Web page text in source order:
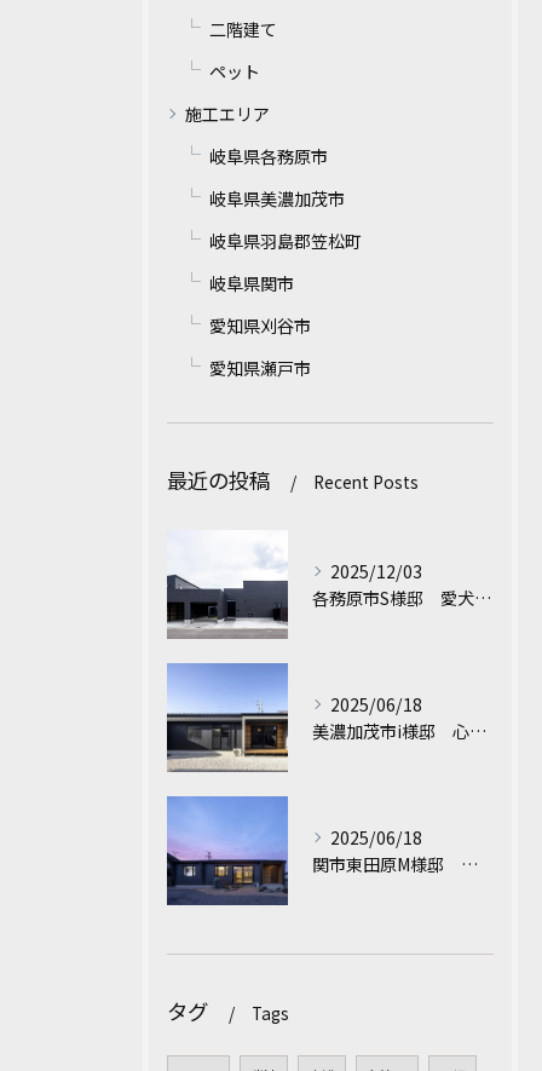
二階建て
ペット
施工エリア
岐阜県各務原市
岐阜県美濃加茂市
岐阜県羽島郡笠松町
岐阜県関市
愛知県刈谷市
愛知県瀬戸市
最近の投稿 Recent Posts
2025/12/03
各務原市S様邸 愛犬と家族が心地よく暮らす平屋
2025/06/18
美濃加茂市i様邸 心地よさが続くシンプル美の平屋
2025/06/18
関市東田原M様邸 光と風が心地いい、収納たっぷりの家事ラク平屋
タグ Tags